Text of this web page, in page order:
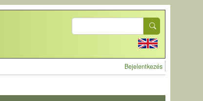
Search
User account
Bejelentkezés